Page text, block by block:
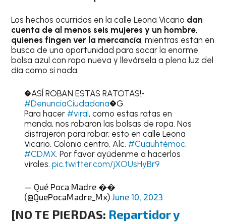
Los hechos ocurridos en la calle Leona Vicario dan
cuenta de al menos seis mujeres y un hombre,
quienes fingen ver la mercancía, mientras están en
busca de una oportunidad para sacar la enorme
bolsa azul con ropa nueva y llevársela a plena luz del
día como si nada.
�ASÍ ROBAN ESTAS RATOTAS!-
#DenunciaCiudadana�G
Para hacer #viral, como estas ratas en
manda, nos robaron las bolsas de ropa. Nos
distrajeron para robar, esto en calle Leona
Vicario, Colonia centro, Alc. #Cuauhtémoc,
#CDMX. Por favor ayúdenme a hacerlos
virales. pic.twitter.com/jXOUsHyBr9
— Qué Poca Madre ��
(@QuePocaMadre_Mx) June 10, 2023
[NO TE PIERDAS: Repartidor y